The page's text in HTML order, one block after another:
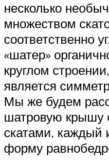
несколько
множеством
соответственно
«шатер»
круглом
является
Мы же будем
шатровую крышу
скатами, каждый
форму